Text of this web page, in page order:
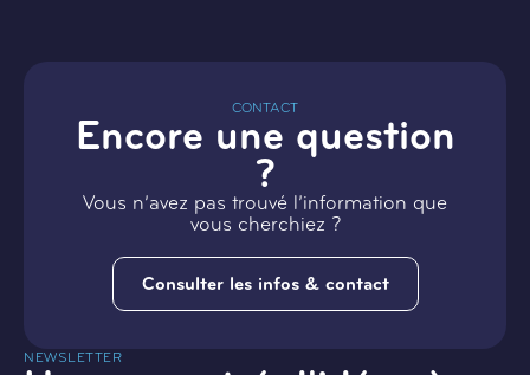
CONTACT
Encore une question
?
Vous n’avez pas trouvé l’information que
vous cherchiez ?
Consulter les infos & contact
NEWSLETTER